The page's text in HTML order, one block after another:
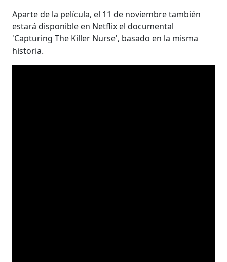
Aparte de la película, el 11 de noviembre también
estará disponible en Netflix el documental
'Capturing The Killer Nurse', basado en la misma
historia.